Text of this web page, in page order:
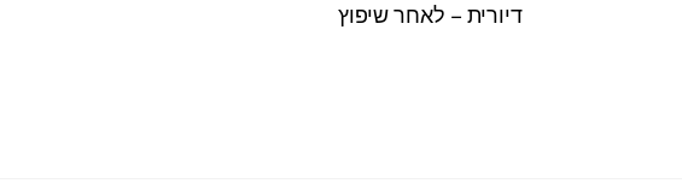
דיורית – לאחר שיפוץ